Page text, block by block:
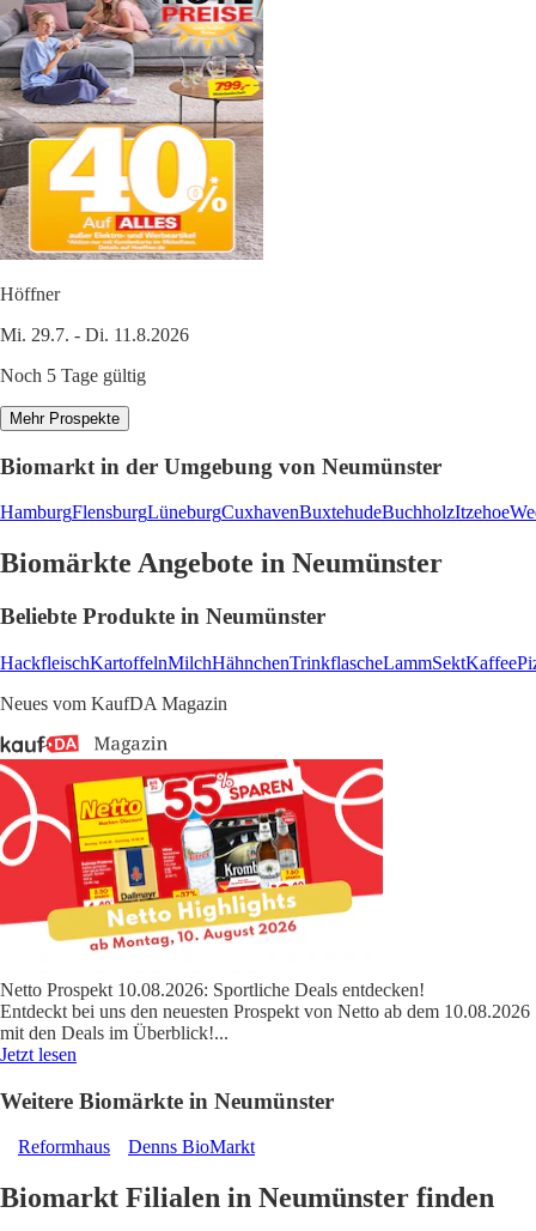
Höffner
Mi. 29.7. - Di. 11.8.2026
Noch 5 Tage gültig
Mehr Prospekte
Biomarkt in der Umgebung von Neumünster
HamburgFlensburgLüneburgCuxhavenBuxtehudeBuchholzItzehoe
Biomärkte Angebote in Neumünster
Beliebte Produkte in Neumünster
HackfleischKartoffelnMilchHähnchenTrinkflascheLammSektKaffee
Neues vom KaufDA Magazin
Netto Prospekt 10.08.2026: Sportliche Deals entdecken!
Entdeckt bei uns den neuesten Prospekt von Netto ab dem 10.08.2026
mit den Deals im Überblick!...
Jetzt lesen
Weitere Biomärkte in Neumünster
Reformhaus Denns BioMarkt
Biomarkt Filialen in Neumünster finden